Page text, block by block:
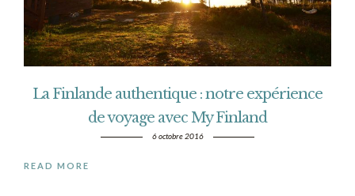
La Finlande authentique : notre expérience
de voyage avec My Finland
6 octobre 2016
READ MORE